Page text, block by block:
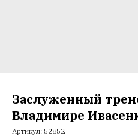
Заслуженный
Владимире
Артикул: 52852